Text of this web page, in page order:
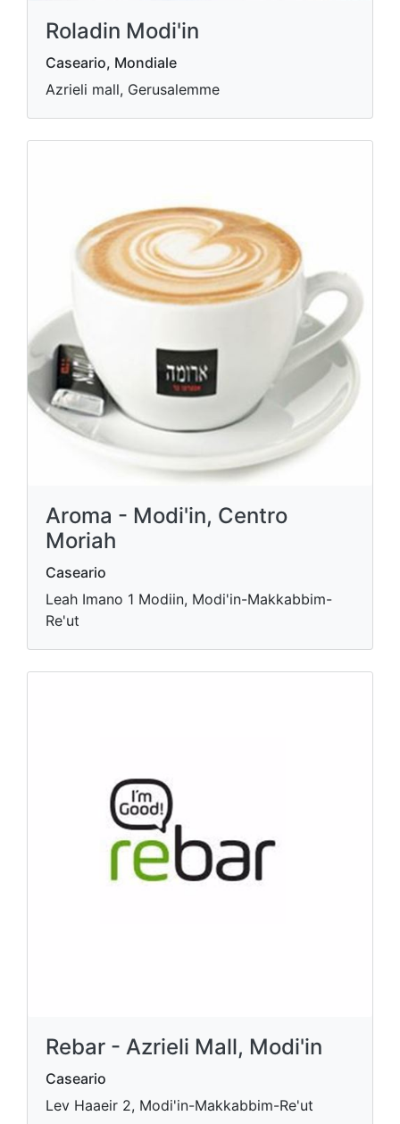
Roladin Modi'in
Caseario, Mondiale
Azrieli mall, Gerusalemme
Aroma - Modi'in, Centro
Moriah
Caseario
Leah Imano 1 Modiin, Modi'in-Makkabbim-
Re'ut
Rebar - Azrieli Mall, Modi'in
Caseario
Lev Haaeir 2, Modi'in-Makkabbim-Re'ut